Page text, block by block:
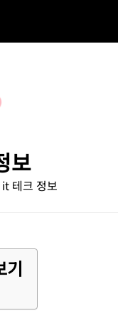
보
테크 정보
기